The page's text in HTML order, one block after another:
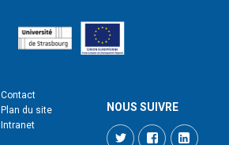
Contact
Plan du site
Intranet
NOUS SUIVRE
TwitterFacebook